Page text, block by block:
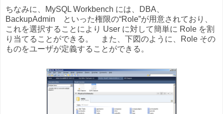
ちなみに、MySQL Workbench には、DBA、
BackupAdmin といった権限の“Role”が用意されており、
これを選択することにより User に対して簡単に Role を割
り当てることができる。 また、下図のように、Role その
ものをユーザが定義することができる。